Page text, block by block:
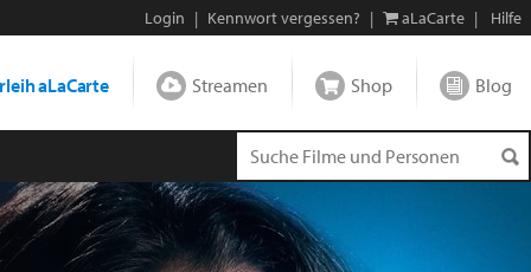
Login | Kennwort vergessen? | aLaCarte | Hilfe
aLaCarte Streamen Shop Blog